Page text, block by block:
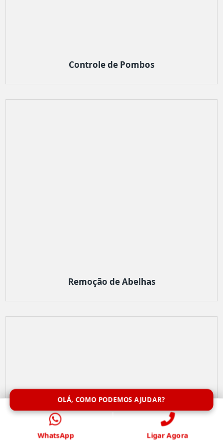
Controle de Pombos
Remoção de Abelhas
OLÁ, COMO PODEMOS AJUDAR?
WhatsApp Ligar Agora